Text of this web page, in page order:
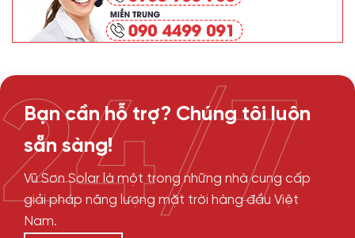
Bạn cần hỗ trợ? Chúng tôi luôn
sẵn sàng!
Vũ Sơn Solar là một trong những nhà cung cấp
giải pháp năng lượng mặt trời hàng đầu Việt
Nam.
24/7